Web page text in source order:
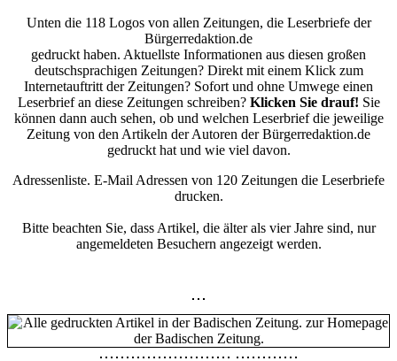
Unten die 118 Logos von allen Zeitungen, die Leserbriefe der
Bürgerredaktion.de
gedruckt haben. Aktuellste Informationen aus diesen großen
deutschsprachigen Zeitungen? Direkt mit einem Klick zum
Internetauftritt der Zeitungen? Sofort und ohne Umwege einen
Leserbrief an diese Zeitungen schreiben? Klicken Sie drauf! Sie
können dann auch sehen, ob und welchen Leserbrief die jeweilige
Zeitung von den Artikeln der Autoren der Bürgerredaktion.de
gedruckt hat und wie viel davon.
Adressenliste. E-Mail Adressen von 120 Zeitungen die Leserbriefe
drucken.
Bitte beachten Sie, dass Artikel, die älter als vier Jahre sind, nur
angemeldeten Besuchern angezeigt werden.